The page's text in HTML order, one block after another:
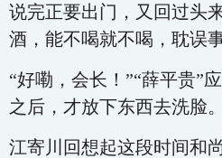
说完正要出门，又回过头
酒，能不喝就不喝，耽误
“好嘞，会长！”“薛平贵”
之后，才放下东西去洗脸。
江寄川回想起这段时间和